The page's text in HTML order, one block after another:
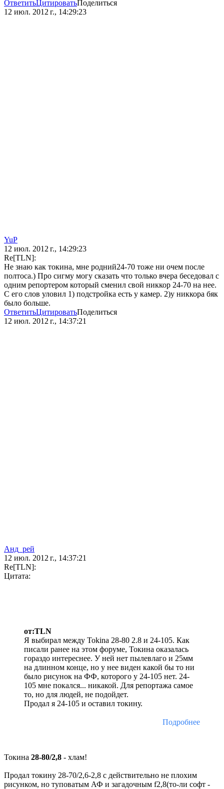
ОтветитьЦитироватьПоделиться
12 июл. 2012 г., 14:29:23
YuP
12 июл. 2012 г., 14:29:23
Re[TLN]:
Не знаю как токина, мне родний24-70 тоже ни очем после
полтоса.) Про сигму могу сказать что только вчера беседовал с
одним репортером который сменил свой никкор 24-70 на нее.
С его слов уловил 1) подстройка есть у камер. 2)у никкора бяк
было больше.
ОтветитьЦитироватьПоделиться
12 июл. 2012 г., 14:37:21
Анд_рей
12 июл. 2012 г., 14:37:21
Re[TLN]:
Цитата:
от:TLN
Я выбирал между Tokina 28-80 2.8 и 24-105. Как
писали ранее на этом форуме, Токина оказалась
гораздо интереснее. У ней нет пылевлаго и 25мм
на длинном конце, но у нее виден какой бы то ни
было рисунок на ФФ, которого у 24-105 нет. 24-
105 мне покался... никакой. Для репортажа самое
то, но для людей, не подойдет.
Продал я 24-105 и оставил токину.
Подробнее
Токина 28-80/2,8 - хлам!
Продал токину 28-70/2,6-2,8 с действительно не плохим
рисунком, но туповатым АФ и загадочным f2,8(то-ли софт -